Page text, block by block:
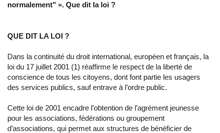
normalement" ». Que dit la loi ?
QUE DIT LA LOI ?
Dans la continuité du droit international, européen et français, la
loi du 17 juillet 2001 (1) réaffirme le respect de la liberté de
conscience de tous les citoyens, dont font partie les usagers
des services publics, sauf entrave à l’ordre public.
Cette loi de 2001 encadre l’obtention de l’agrément jeunesse
pour les associations, fédérations ou groupement
d’associations, qui permet aux structures de bénéficier de